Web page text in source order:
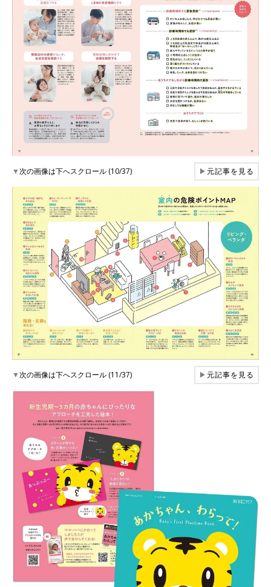
▼次の画像は下へスクロール (10/37) ▶元記事を見る
▼次の画像は下へスクロール (11/37) ▶元記事を見る